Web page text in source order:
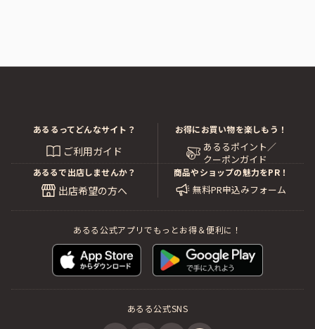
あるるってどんなサイト？
ご利用ガイド
お得にお買い物を楽しもう！
あるるポイント／
クーポンガイド
あるるで出店しませんか？
出店希望の方へ
商品やショップの魅力をPR！
無料PR申込みフォーム
あるる公式アプリでもっとお得＆便利に！
あるる公式SNS